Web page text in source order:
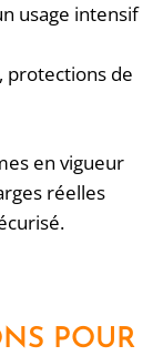
usage intensif
protections de
en vigueur
réelles
POUR